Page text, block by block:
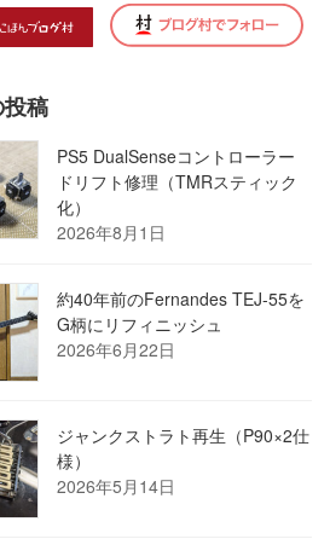
稿
PS5 DualSenseコントローラー
ドリフト修理（TMRスティック
化）
2026年8月1日
約40年前のFernandes TEJ-55を
G柄にリフィニッシュ
2026年6月22日
ジャンクストラト再生（P90×2仕
様）
2026年5月14日